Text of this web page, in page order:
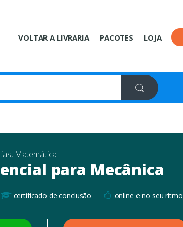
VOLTAR A LIVRARIA PACOTES LOJA
, Matemática
para Mecânica
certificado de conclusão online e no seu ritmo